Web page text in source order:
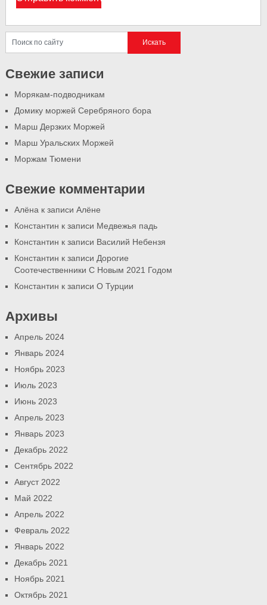
Свежие записи
Морякам-подводникам
Домику моржей Серебряного бора
Марш Дерзких Моржей
Марш Уральских Моржей
Моржам Тюмени
Свежие комментарии
Алёна к записи Алёне
Константин к записи Медвежья падь
Константин к записи Василий Небензя
Константин к записи Дорогие
Соотечественники С Новым 2021 Годом
Константин к записи О Турции
Архивы
Апрель 2024
Январь 2024
Ноябрь 2023
Июль 2023
Июнь 2023
Апрель 2023
Январь 2023
Декабрь 2022
Сентябрь 2022
Август 2022
Май 2022
Апрель 2022
Февраль 2022
Январь 2022
Декабрь 2021
Ноябрь 2021
Октябрь 2021